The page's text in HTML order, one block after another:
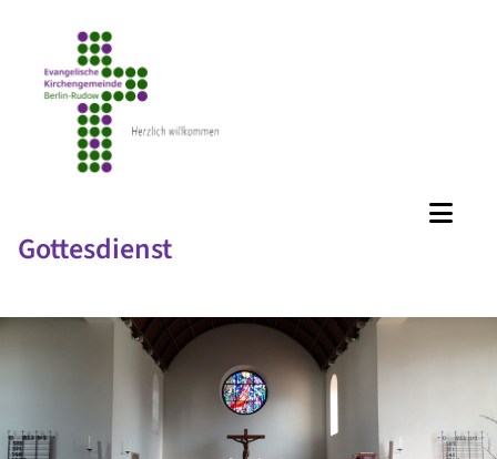
Gottesdienst